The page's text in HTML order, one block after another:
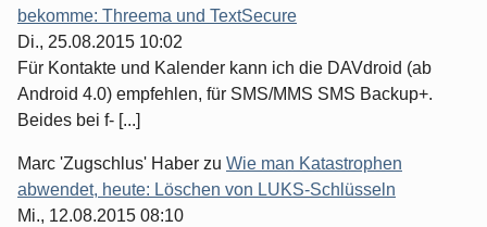
bekomme: Threema und TextSecure
Di., 25.08.2015 10:02
Für Kontakte und Kalender kann ich die DAVdroid (ab
Android 4.0) empfehlen, für SMS/MMS SMS Backup+.
Beides bei f- [...]
Marc 'Zugschlus' Haber zu Wie man Katastrophen
abwendet, heute: Löschen von LUKS-Schlüsseln
Mi., 12.08.2015 08:10